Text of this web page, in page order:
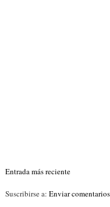
Entrada más reciente
Suscribirse a:Enviar